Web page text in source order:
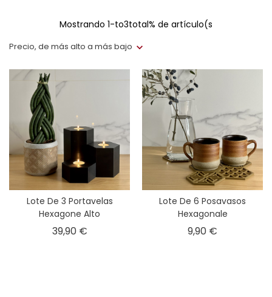
Precio, de más alto a más bajo
Mostrando 1-to3total% de artículo(s
Lote De 3 Portavelas
Hexagone Alto
39,90 €Precio
Lote De 6 Posavasos
Hexagonale
9,90 €